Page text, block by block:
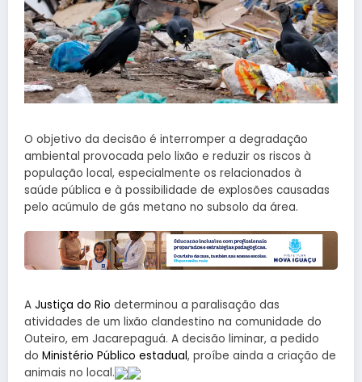
O objetivo da decisão é interromper a degradação
ambiental provocada pelo lixão e reduzir os riscos à
população local, especialmente os relacionados à
saúde pública e à possibilidade de explosões causadas
pelo acúmulo de gás metano no subsolo da área.
A Justiça do Rio determinou a paralisação das
atividades de um lixão clandestino na comunidade do
Outeiro, em Jacarepaguá. A decisão liminar, a pedido
do Ministério Público estadual, proíbe ainda a criação de
animais no local.